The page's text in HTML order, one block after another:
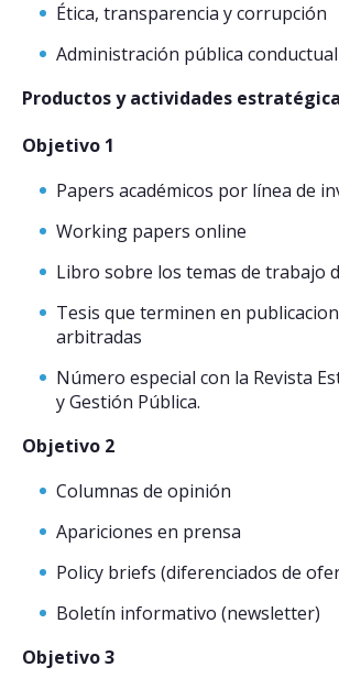
Ética, transparencia y corrupción
Administración pública conductual
Productos y actividades
Objetivo 1
Papers académicos por línea de
Working papers online
Libro sobre los temas de trabajo
Tesis que terminen en
arbitradas
Número especial con la Revista
y Gestión Pública.
Objetivo 2
Columnas de opinión
Apariciones en prensa
Policy briefs (diferenciados de
Boletín informativo (newsletter)
Objetivo 3